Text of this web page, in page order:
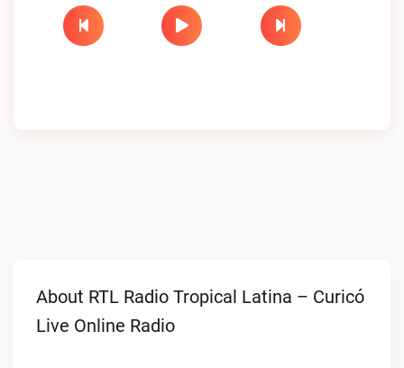
About RTL Radio Tropical Latina – Curicó
Live Online Radio